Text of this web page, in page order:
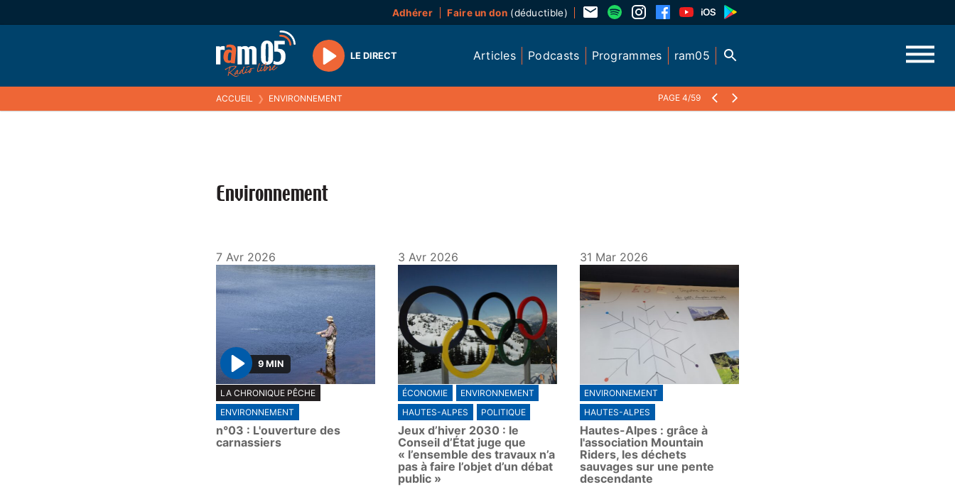
Adhérer Faire un don(déductible)
Play
LE DIRECT Articles Podcasts Programmes ram05
ACCUEIL ❯ ENVIRONNEMENT PAGE 4/59
Environnement
7 Avr 2026
P
l
a
y
9 MIN
LA CHRONIQUE PÊCHE
ENVIRONNEMENT
n°03 : L'ouverture des
carnassiers
3 Avr 2026
ÉCONOMIE
ENVIRONNEMENT
HAUTES-ALPES
POLITIQUE
Jeux d’hiver 2030 : le
Conseil d’État juge que
« l’ensemble des travaux n’a
pas à faire l’objet d’un débat
public »
31 Mar 2026
ENVIRONNEMENT
HAUTES-ALPES
Hautes-Alpes : grâce à
l'association Mountain
Riders, les déchets
sauvages sur une pente
descendante